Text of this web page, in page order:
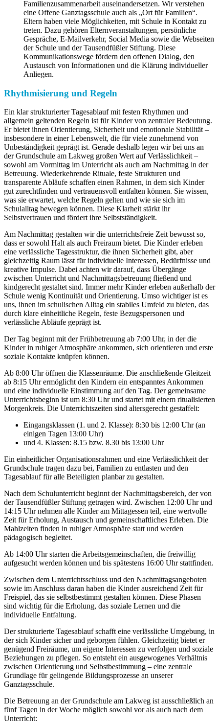
Familienzusammenarbeit auseinandersetzen. Wir verstehen
eine Offene Ganztagsschule auch als „Ort für Familien“.
Eltern haben viele Möglichkeiten, mit Schule in Kontakt zu
treten. Dazu gehören Elternveranstaltungen, persönliche
Gespräche, E-Mailverkehr, Social Media sowie die Webseiten
der Schule und der Tausendfüßler Stiftung. Diese
Kommunikationswege fördern den offenen Dialog, den
Austausch von Informationen und die Klärung individueller
Anliegen.
Rhythmisierung und Regeln
Ein klar strukturierter Tagesablauf mit festen Rhythmen und
allgemein geltenden Regeln ist für Kinder von zentraler Bedeutung.
Er bietet ihnen Orientierung, Sicherheit und emotionale Stabilität –
insbesondere in einer Lebenswelt, die für viele zunehmend von
Unbeständigkeit geprägt ist. Gerade deshalb legen wir bei uns an
der Grundschule am Lakweg großen Wert auf Verlässlichkeit –
sowohl am Vormittag im Unterricht als auch am Nachmittag in der
Betreuung. Wiederkehrende Rituale, feste Strukturen und
transparente Abläufe schaffen einen Rahmen, in dem sich Kinder
gut zurechtfinden und vertrauensvoll entfalten können. Sie wissen,
was sie erwartet, welche Regeln gelten und wie sie sich im
Schulalltag bewegen können. Diese Klarheit stärkt ihr
Selbstvertrauen und fördert ihre Selbstständigkeit.
Am Nachmittag gestalten wir die unterrichtsfreie Zeit bewusst so,
dass er sowohl Halt als auch Freiraum bietet. Die Kinder erleben
eine verlässliche Tagesstruktur, die ihnen Sicherheit gibt, aber
gleichzeitig Raum lässt für individuelle Interessen, Bedürfnisse und
kreative Impulse. Dabei achten wir darauf, dass Übergänge
zwischen Unterricht und Nachmittagsbetreuung fließend und
kindgerecht gestaltet sind. Immer mehr Kinder erleben außerhalb der
Schule wenig Kontinuität und Orientierung. Umso wichtiger ist es
uns, ihnen im schulischen Alltag ein stabiles Umfeld zu bieten, das
durch klare einheitliche Regeln, feste Bezugspersonen und
verlässliche Abläufe geprägt ist.
Der Tag beginnt mit der Frühbetreuung ab 7:00 Uhr, in der die
Kinder in ruhiger Atmosphäre ankommen, sich orientieren und erste
soziale Kontakte knüpfen können.
Ab 8:00 Uhr öffnen die Klassenräume. Die anschließende Gleitzeit
ab 8:15 Uhr ermöglicht den Kindern ein entspanntes Ankommen
und eine individuelle Einstimmung auf den Tag. Der gemeinsame
Unterrichtsbeginn ist um 8:30 Uhr und startet mit einem ritualisierten
Morgenkreis. Die Unterrichtszeiten sind altersgerecht gestaffelt:
Eingangsklassen (1. und 2. Klasse): 8:30 bis 12:00 Uhr (an
einigen Tagen 13:00 Uhr)
und 4. Klassen: 8.15 bzw. 8.30 bis 13:00 Uhr
Ein einheitlicher Organisationsrahmen und eine Verlässlichkeit der
Grundschule tragen dazu bei, Familien zu entlasten und den
Tagesablauf für alle Beteiligten planbar zu gestalten.
Nach dem Schulunterricht beginnt der Nachmittagsbereich, der von
der Tausendfüßler Stiftung getragen wird. Zwischen 12:00 Uhr und
14:15 Uhr nehmen alle Kinder am Mittagessen teil, eine wertvolle
Zeit für Erholung, Austausch und gemeinschaftliches Erleben. Die
Mahlzeiten finden in ruhiger Atmosphäre statt und werden
pädagogisch begleitet.
Ab 14:00 Uhr starten die Arbeitsgemeinschaften, die freiwillig
aufgesucht werden können und bis spätestens 16:00 Uhr stattfinden.
Zwischen dem Unterrichtsschluss und den Nachmittagsangeboten
sowie im Anschluss daran haben die Kinder ausreichend Zeit für
Freispiel, das sie selbstbestimmt gestalten können. Diese Phasen
sind wichtig für die Erholung, das soziale Lernen und die
individuelle Entfaltung.
Der strukturierte Tagesablauf schafft eine verlässliche Umgebung, in
der sich Kinder sicher und geborgen fühlen. Gleichzeitig bietet er
genügend Freiräume, um eigene Interessen zu verfolgen und soziale
Beziehungen zu pflegen. So entsteht ein ausgewogenes Verhältnis
zwischen Orientierung und Selbstbestimmung – eine zentrale
Grundlage für gelingende Bildungsprozesse an unserer
Ganztagsschule.
Die Betreuung an der Grundschule am Lakweg ist ausschließlich an
fünf Tagen in der Woche möglich sowohl vor als auch nach dem
Unterricht: